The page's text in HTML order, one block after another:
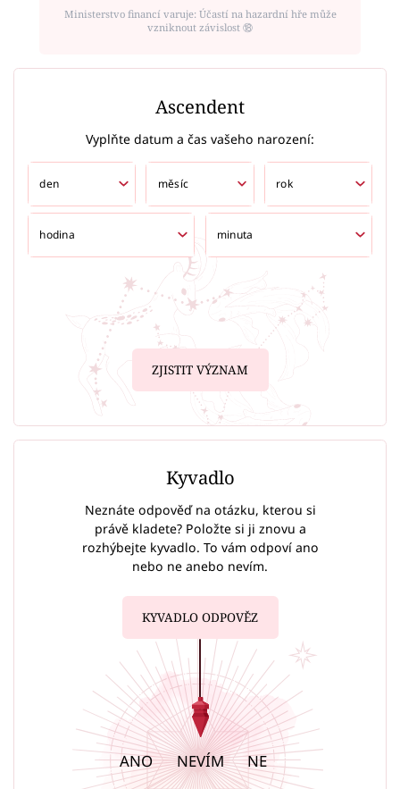
Ministerstvo financí varuje: Účastí na hazardní hře může
vzniknout závislost ⑱
Ascendent
Vyplňte datum a čas vašeho narození:
ZJISTIT VÝZNAM
Kyvadlo
Neznáte odpověď na otázku, kterou si
právě kladete? Položte si ji znovu a
rozhýbejte kyvadlo. To vám odpoví ano
nebo ne anebo nevím.
KYVADLO ODPOVĚZ
ANO NEVÍM NE